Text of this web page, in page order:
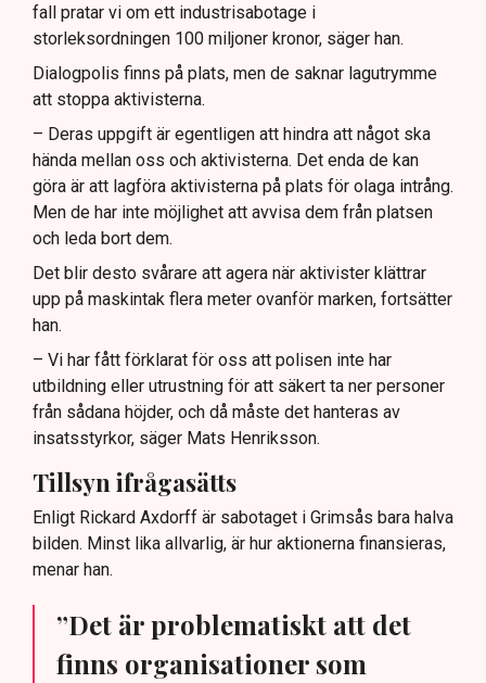
fall pratar vi om ett industrisabotage i
storleksordningen 100 miljoner kronor, säger han.
Dialogpolis finns på plats, men de saknar lagutrymme
att stoppa aktivisterna.
– Deras uppgift är egentligen att hindra att något ska
hända mellan oss och aktivisterna. Det enda de kan
göra är att lagföra aktivisterna på plats för olaga intrång.
Men de har inte möjlighet att avvisa dem från platsen
och leda bort dem.
Det blir desto svårare att agera när aktivister klättrar
upp på maskintak flera meter ovanför marken, fortsätter
han.
– Vi har fått förklarat för oss att polisen inte har
utbildning eller utrustning för att säkert ta ner personer
från sådana höjder, och då måste det hanteras av
insatsstyrkor, säger Mats Henriksson.
Tillsyn ifrågasätts
Enligt Rickard Axdorff är sabotaget i Grimsås bara halva
bilden. Minst lika allvarlig, är hur aktionerna finansieras,
menar han.
”Det är problematiskt att det
finns organisationer som